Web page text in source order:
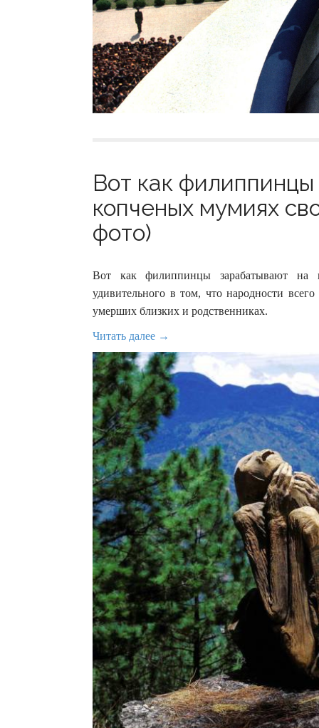
Вот как
копченых мумиях
фото)
Вот как филиппинцы зарабатывают на
удивительного в том, что народности
умерших близких и родственниках.
Читать далее →